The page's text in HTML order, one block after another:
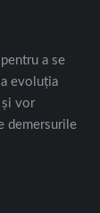
a se
evoluția
și vor
demersurile